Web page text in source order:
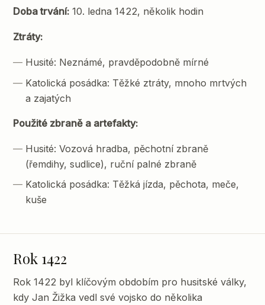
Doba trvání: 10. ledna 1422, několik hodin
Ztráty:
Husité: Neznámé, pravděpodobně mírné
Katolická posádka: Těžké ztráty, mnoho mrtvých
a zajatých
Použité zbraně a artefakty:
Husité: Vozová hradba, pěchotní zbraně
(řemdihy, sudlice), ruční palné zbraně
Katolická posádka: Těžká jízda, pěchota, meče,
kuše
Rok 1422
Rok 1422 byl klíčovým obdobím pro husitské války,
kdy Jan Žižka vedl své vojsko do několika